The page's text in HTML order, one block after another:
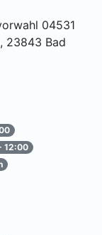
04531
23843 Bad
12:00